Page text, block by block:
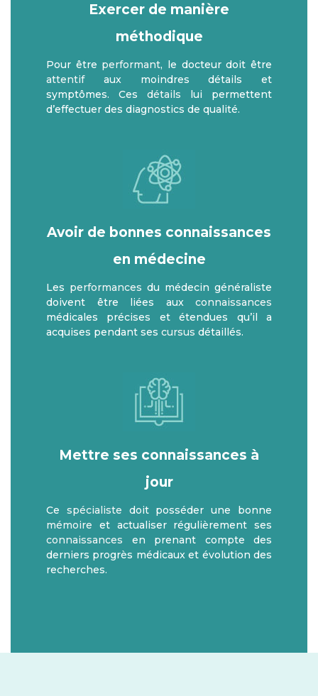
Exercer de manière
méthodique
Pour être performant, le docteur doit être
attentifaux moindres détails et
symptômes. Ces détails lui permettent
d’effectuer des diagnostics de qualité.
Avoir de bonnes connaissances
en médecine
Les performances du médecin généraliste
doivent être liées aux connaissances
médicales précises et étendues qu’il a
acquises pendant ses cursus détaillés.
Mettre ses connaissances à
jour
Ce spécialiste doit posséder une bonne
mémoire et actualiser régulièrement ses
connaissances en prenant compte des
derniers progrès médicaux et évolution des
recherches.